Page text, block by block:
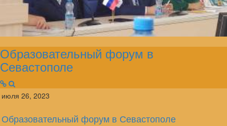
Образовательный форум в
Севастополе
июля 26, 2023
Образовательный форум в Севастополе